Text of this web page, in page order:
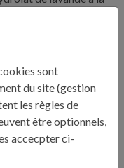
les pots. Laissez
le beurre salé,
à la main. Faites une
avant de l’étaler.
sont
du site (gestion
les règles de
être optionnels,
accecpter ci-